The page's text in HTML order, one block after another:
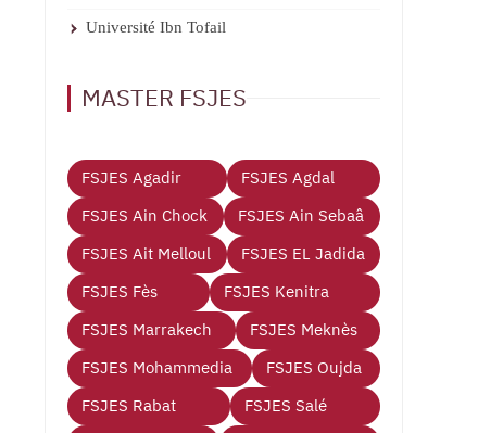
Université Ibn Tofail
MASTER FSJES
FSJES Agadir
FSJES Agdal
FSJES Ain Chock
FSJES Ain Sebaâ
FSJES Ait Melloul
FSJES EL Jadida
FSJES Fès
FSJES Kenitra
FSJES Marrakech
FSJES Meknès
FSJES Mohammedia
FSJES Oujda
FSJES Rabat
FSJES Salé